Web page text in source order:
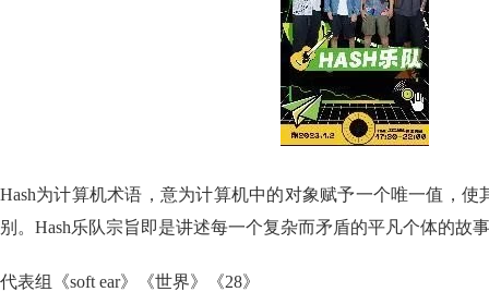
Hash为计算机术语，意为计算机中的对象赋予一个唯一值，
别。Hash乐队宗旨即是讲述每一个复杂而矛盾的平凡个体的故
代表组《soft ear》《世界》《28》